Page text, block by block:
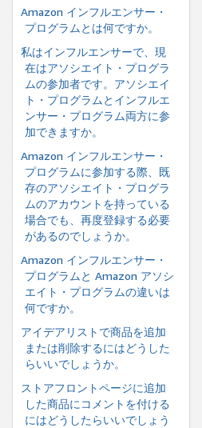
Amazon インフルエンサー・
プログラムとは何ですか。
私はインフルエンサーで、現
在はアソシエイト・プログラ
ムの参加者です。アソシエイ
ト・プログラムとインフルエ
ンサー・プログラム両方に参
加できますか。
Amazon インフルエンサー・
プログラムに参加する際、既
存のアソシエイト・プログラ
ムのアカウントを持っている
場合でも、再度登録する必要
があるのでしょうか。
Amazon インフルエンサー・
プログラムと Amazon アソシ
エイト・プログラムの違いは
何ですか。
アイデアリストで商品を追加
または削除するにはどうした
らいいでしょうか。
ストアフロントページに追加
した商品にコメントを付ける
にはどうしたらいいでしょう